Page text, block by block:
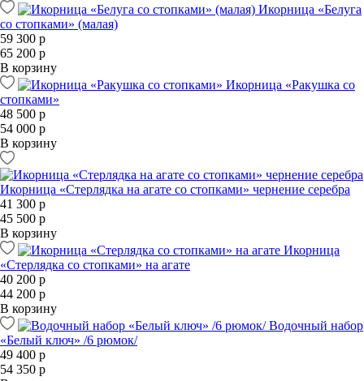
Икорница «Белуга
со стопками» (малая)
59 300 р
65 200 р
В корзину
Икорница «Ракушка со
стопками»
48 500 р
54 000 р
В корзину
Икорница «Стерлядка на агате со стопками» чернение серебра
41 300 р
45 500 р
В корзину
Икорница
«Стерлядка со стопками» на агате
40 200 р
44 200 р
В корзину
Водочный набор
«Белый ключ» /6 рюмок/
49 400 р
54 350 р